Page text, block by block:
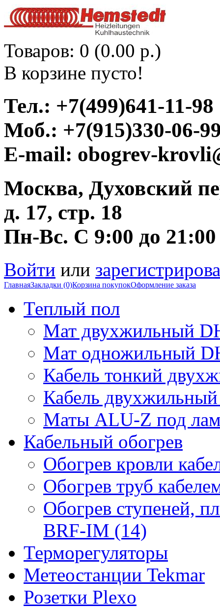
Товаров: 0 (0.00 р.)
В корзине пусто!
Тел.: +7(499)641-11-98
Моб.: +7(915)330-06-
E-mail: obogrev-
Москва, Духовский
д. 17, стр. 18
Пн-Вс. С 9:00 до 21:00
Войти или
ГлавнаяЗакладки (0)Корзина покупокОформление заказа
Теплый пол
Мат двухжильный
Мат одножильный
Кабель тонкий
Кабель
Маты ALU-Z под
Кабельный обогрев
Обогрев кровли
Обогрев труб
Обогрев ступеней,
BRF-IM (14)
Терморегуляторы
Метеостанции Tekmar
Розетки Plexo